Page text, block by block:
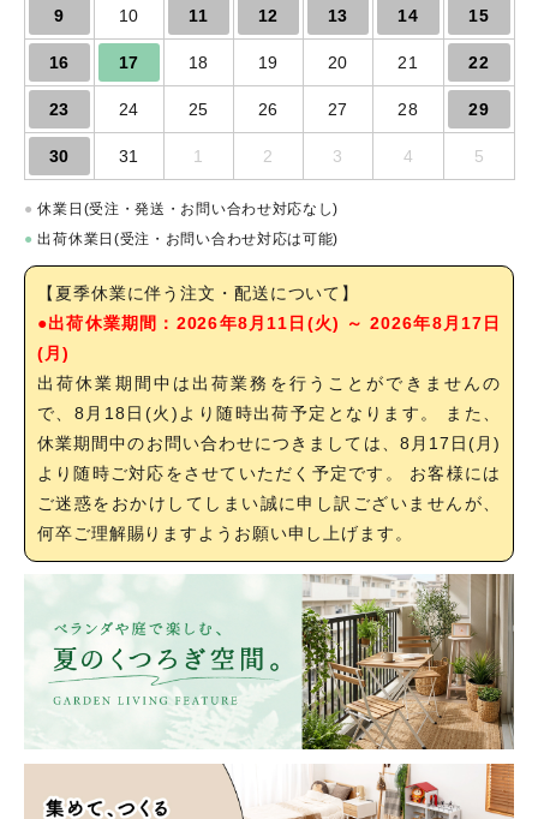
9 10 11 12 13 14 15
16 17 18 19 20 21 22
23 24 25 26 27 28 29
30 31 1 2 3 4 5
● 休業日(受注・発送・お問い合わせ対応なし)
● 出荷休業日(受注・お問い合わせ対応は可能)
【夏季休業に伴う注文・配送について】
●出荷休業期間：2026年8月11日(火) ～ 2026年8月17日
(月)
出荷休業期間中は出荷業務を行うことができませんの
で、8月18日(火)より随時出荷予定となります。 また、
休業期間中のお問い合わせにつきましては、8月17日(月)
より随時ご対応をさせていただく予定です。 お客様には
ご迷惑をおかけしてしまい誠に申し訳ございませんが、
何卒ご理解賜りますようお願い申し上げます。